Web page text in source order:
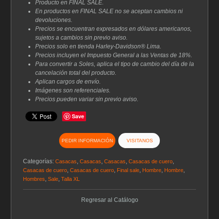
Producto en FINAL SALE.
En productos en FINAL SALE no se aceptan cambios ni
devoluciones.
Precios se encuentran expresados en dólares americanos,
sujetos a cambios sin previo aviso.
Precios solo en tienda Harley-Davidson® Lima.
Precios incluyen el Impuesto General a las Ventas de 18%.
Para convertir a Soles, aplica el tipo de cambio del día de la
cancelación total del producto.
Aplican cargos de envío.
Imágenes son referenciales.
Precios pueden variar sin previo aviso.
Save
PEDIR INFORMACIÓN VISITANOS
Categorías:Casacas ,Casacas ,Casacas ,Casacas de cuero
Casacas de cuero ,Casacas de cuero Final sale Hombre Hombre
Hombres ,Sale ,Talla XL
Regresar al Catálogo